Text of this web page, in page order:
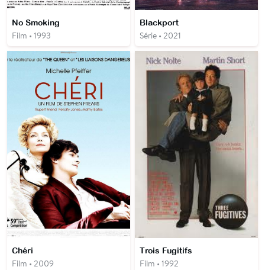
No Smoking
Film • 1993
Blackport
Série • 2021
Chéri
Film • 2009
Trois Fugitifs
Film • 1992